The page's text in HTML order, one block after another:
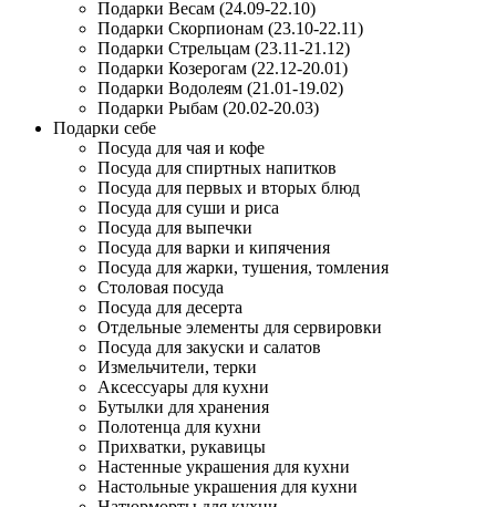
Подарки Весам (24.09-22.10)
Подарки Скорпионам (23.10-22.11)
Подарки Стрельцам (23.11-21.12)
Подарки Козерогам (22.12-20.01)
Подарки Водолеям (21.01-19.02)
Подарки Рыбам (20.02-20.03)
Подарки себе
Посуда для чая и кофе
Посуда для спиртных напитков
Посуда для первых и вторых блюд
Посуда для суши и риса
Посуда для выпечки
Посуда для варки и кипячения
Посуда для жарки, тушения, томления
Столовая посуда
Посуда для десерта
Отдельные элементы для сервировки
Посуда для закуски и салатов
Измельчители, терки
Аксессуары для кухни
Бутылки для хранения
Полотенца для кухни
Прихватки, рукавицы
Настенные украшения для кухни
Настольные украшения для кухни